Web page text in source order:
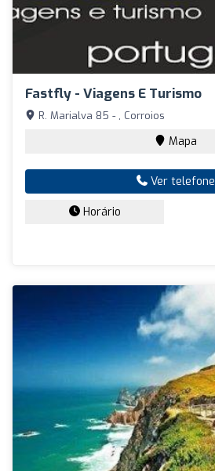
Fastfly - Viagens E Turismo
R. Marialva 85 - , Corroios
Mapa
Ver telefone
Horário